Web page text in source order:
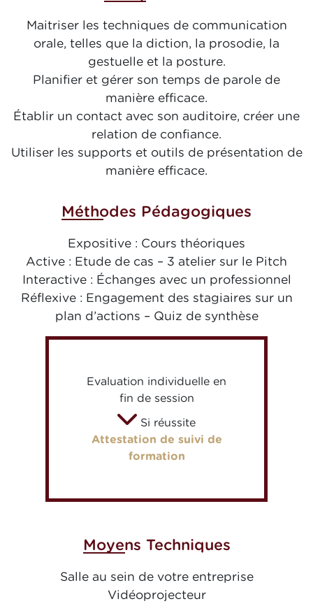
Maitriser les techniques de communication
orale, telles que la diction, la prosodie, la
gestuelle et la posture.
Planifier et gérer son temps de parole de
manière efficace.
Établir un contact avec son auditoire, créer une
relation de confiance.
Utiliser les supports et outils de présentation de
manière efficace.
Méthodes Pédagogiques
Expositive : Cours théoriques
Active : Etude de cas – 3 atelier sur le Pitch
Interactive : Échanges avec un professionnel
Réflexive : Engagement des stagiaires sur un
plan d’actions – Quiz de synthèse
Evaluation individuelle en
fin de session
Si réussite
Attestation de suivi de
formation
Moyens Techniques
Salle au sein de votre entreprise
Vidéoprojecteur